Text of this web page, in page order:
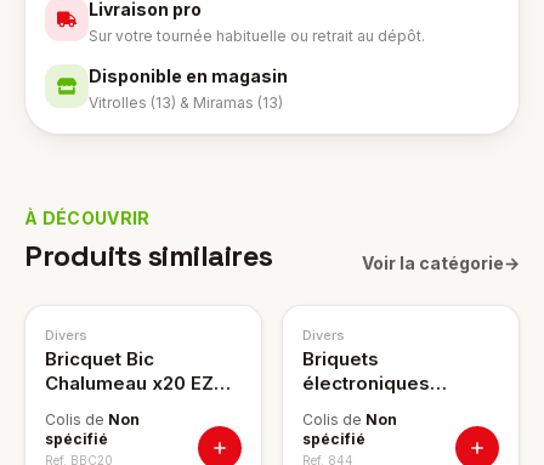
Livraison pro
Sur votre tournée habituelle ou retrait au dépôt.
Disponible en magasin
Vitrolles (13) & Miramas (13)
À DÉCOUVRIR
Produits similaires Voir la catégorie→
Divers
Bricquet Bic
Chalumeau x20 EZ
Colis de Non
spécifié
Ref. BBC20
Divers
Briquets
électroniques
Colis de Non
spécifié
Ref. 844